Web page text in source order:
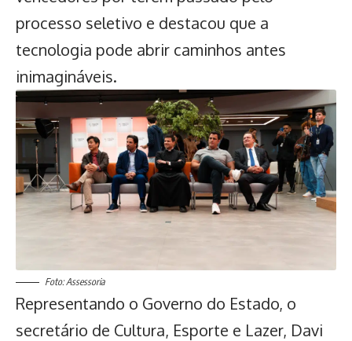
processo seletivo e destacou que a
tecnologia pode abrir caminhos antes
inimagináveis.
Foto: Assessoria
Representando o Governo do Estado, o
secretário de Cultura, Esporte e Lazer, Davi